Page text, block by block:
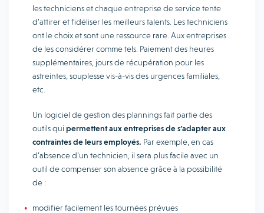
les techniciens et chaque entreprise de service tente
d’attirer et fidéliser les meilleurs talents. Les techniciens
ont le choix et sont une ressource rare. Aux entreprises
de les considérer comme tels. Paiement des heures
supplémentaires, jours de récupération pour les
astreintes, souplesse vis-à-vis des urgences familiales,
etc.
Un logiciel de gestion des plannings fait partie des
outils qui permettent aux entreprises de s’adapter aux
contraintes de leurs employés. Par exemple, en cas
d’absence d’un technicien, il sera plus facile avec un
outil de compenser son absence grâce à la possibilité
de :
modifier facilement les tournées prévues